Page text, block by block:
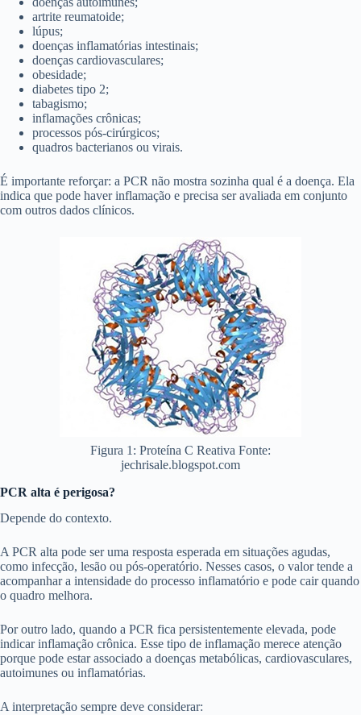
artrite reumatoide;
lúpus;
doenças inflamatórias intestinais;
doenças cardiovasculares;
obesidade;
diabetes tipo 2;
tabagismo;
inflamações crônicas;
processos pós-cirúrgicos;
quadros bacterianos ou virais.
É importante reforçar: a PCR não mostra sozinha qual é a doença. Ela
indica que pode haver inflamação e precisa ser avaliada em conjunto
com outros dados clínicos.
Figura 1: Proteína C Reativa Fonte:
jechrisale.blogspot.com
PCR alta é perigosa?
Depende do contexto.
A PCR alta pode ser uma resposta esperada em situações agudas,
como infecção, lesão ou pós-operatório. Nesses casos, o valor tende a
acompanhar a intensidade do processo inflamatório e pode cair quando
o quadro melhora.
Por outro lado, quando a PCR fica persistentemente elevada, pode
indicar inflamação crônica. Esse tipo de inflamação merece atenção
porque pode estar associado a doenças metabólicas, cardiovasculares,
autoimunes ou inflamatórias.
A interpretação sempre deve considerar: